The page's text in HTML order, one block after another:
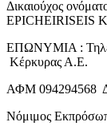
Δικαιούχος
EPICHEIRISEIS
ΕΠΩΝΥΜΙΑ :
Κέρκυρας Α.Ε.
ΑΦΜ 094294568
Νόμιμος